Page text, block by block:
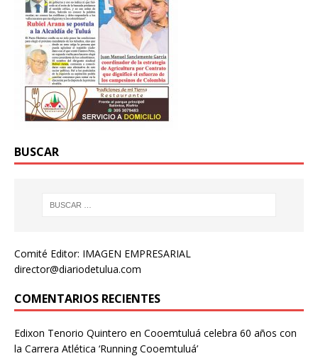
BUSCAR
Comité Editor: IMAGEN EMPRESARIAL
director@diariodetulua.com
COMENTARIOS RECIENTES
Edixon Tenorio Quintero en Cooemtuluá celebra 60 años con
la Carrera Atlética ‘Running Cooemtuluá’